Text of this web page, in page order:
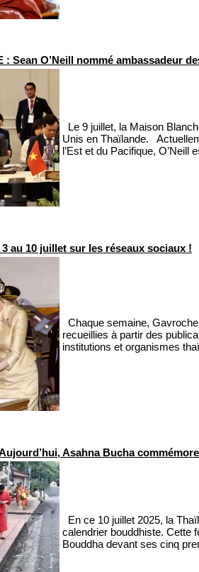
: Sean O’Neill nommé ambassadeur
Le 9 juillet, la Maison
Unis en Thaïlande.
l’Est et du Pacifique, O’Neill
au 10 juillet sur les réseaux sociaux !
Chaque semaine,
recueillies à partir des
institutions et organismes
Asahna Bucha
En ce 10 juillet 2025, la
calendrier bouddhiste. Cette
Bouddha devant ses cinq